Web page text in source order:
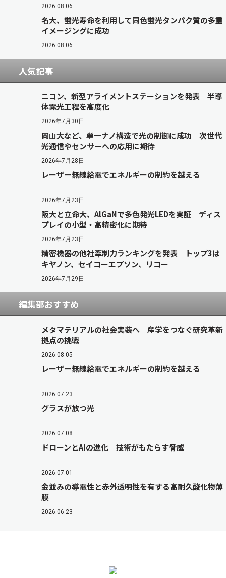
2026.08.06
名大、蛍光寿命を利用して同色蛍光タンパク質の多重
イメージングに成功
2026.08.06
人気記事
ニコン、新型アライメントステーションを発表 半導
体露光工程を高度化
2026年7月30日
岡山大など、単一ナノ構造で光の制御に成功 次世代
光通信やセンサーへの応用に期待
2026年7月28日
レーザー無線給電でエネルギーの制約を越える
2026年7月23日
阪大と立命大、AlGaNで多色発光LEDを実証 ディス
プレイの小型・高精密化に期待
2026年7月23日
精密機器の他社牽制力ランキングを発表 トップ3は
キヤノン、セイコーエプソン、リコー
2026年7月29日
編集部おすすめ
メタマテリアルの社会実装へ 産学をつなぐ研究革新
拠点の挑戦
2026.08.05
レーザー無線給電でエネルギーの制約を越える
2026.07.23
グラスが放つ光
2026.07.08
ドローンとAIの進化 技術がもたらす脅威
2026.07.01
金並みの導電性と赤外透明性を有する高耐久酸化物薄
膜
2026.06.23